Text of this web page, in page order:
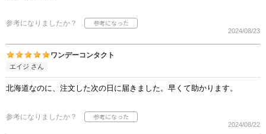
参考になりましたか？
2024/08/23
ワンデーコンタクト
エイジ さん
北海道なのに、注文した次の日に届きました。早くて助かります。
参考になりましたか？
2024/08/22